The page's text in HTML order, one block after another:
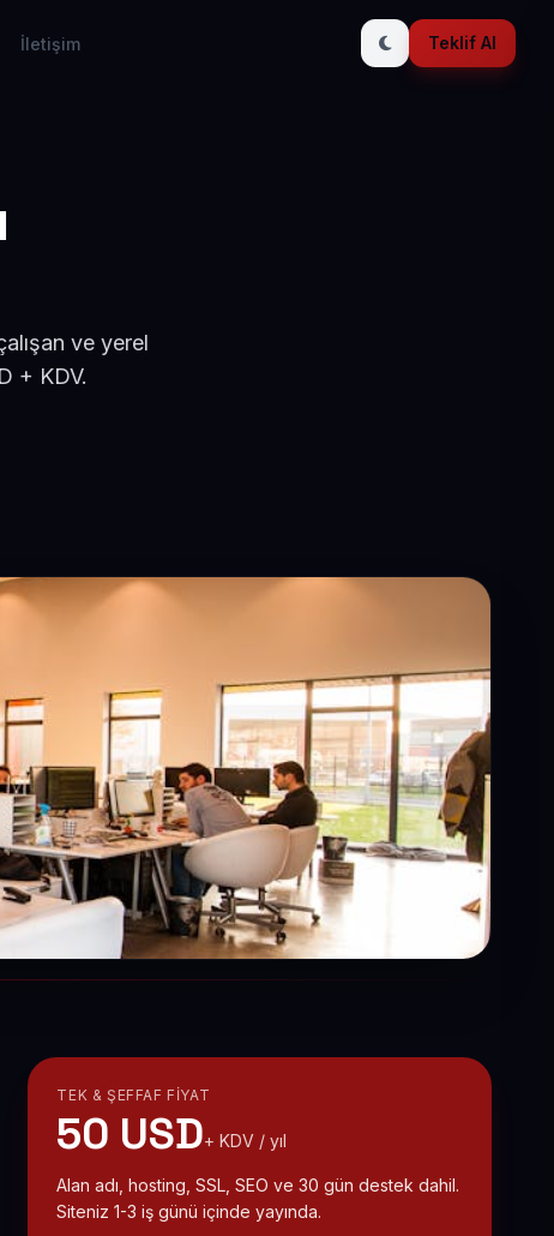
İletişim Teklif Al
ve yerel
+ KDV.
TEK & ŞEFFAF FIYAT
50 USD+ KDV / yıl
Alan adı, hosting, SSL, SEO ve 30 gün destek dahil.
Siteniz 1-3 iş günü içinde yayında.